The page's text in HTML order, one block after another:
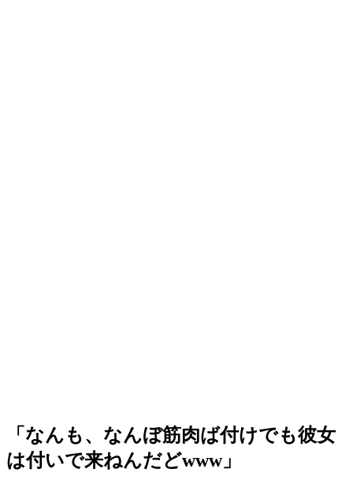
「なんも、なんぼ筋肉ば付けでも彼女
は付いで来ねんだどwww」